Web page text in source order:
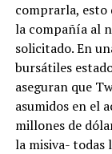
comprarla, esto
la compañía al
solicitado. En
bursátiles
aseguran que
asumidos en el
millones de
la misiva- todas